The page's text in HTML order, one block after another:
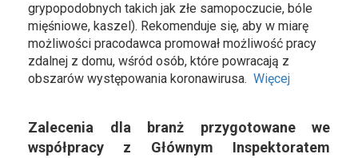
grypopodobnych takich jak złe samopoczucie, bóle
mięśniowe, kaszel). Rekomenduje się, aby w miarę
możliwości pracodawca promował możliwość pracy
zdalnej z domu, wśród osób, które powracają z
obszarów występowania koronawirusa. Więcej
Zalecenia dla branż przygotowane we
współpracy z Głównym Inspektoratem